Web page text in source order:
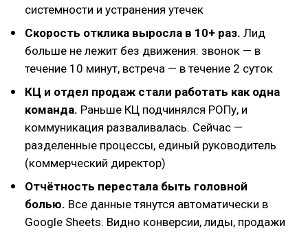
системности и устранения утечек
Скорость отклика выросла в 10+ раз. Лид
больше не лежит без движения: звонок — в
течение 10 минут, встреча — в течение 2 суток
КЦ и отдел продаж стали работать как одна
команда. Раньше КЦ подчинялся РОПу, и
коммуникация разваливалась. Сейчас —
разделенные процессы, единый руководитель
(коммерческий директор)
Отчётность перестала быть головной
болью. Все данные тянутся автоматически в
Google Sheets. Видно конверсии, лиды, продажи